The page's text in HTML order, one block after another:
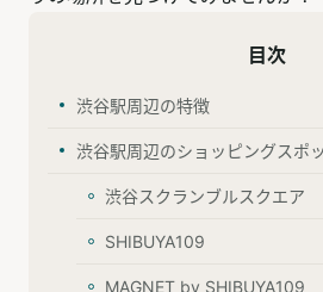
目次
渋谷駅周辺の特徴
渋谷駅周辺のショッピングスポ
渋谷スクランブルスクエア
SHIBUYA109
MAGNET by SHIBUYA109